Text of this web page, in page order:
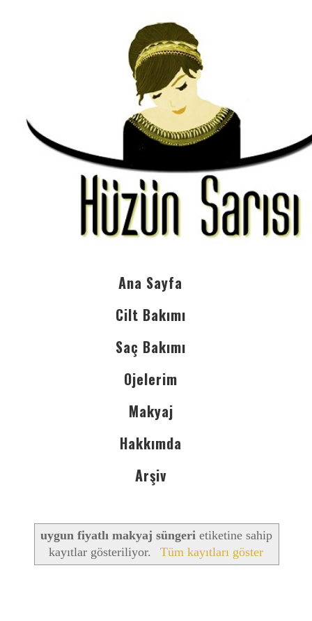
Ana Sayfa
Cilt Bakımı
Saç Bakımı
Ojelerim
Makyaj
Hakkımda
Arşiv
uygun fiyatlı makyaj süngeri etiketine sahip
kayıtlar gösteriliyor.
Tüm kayıtları göster